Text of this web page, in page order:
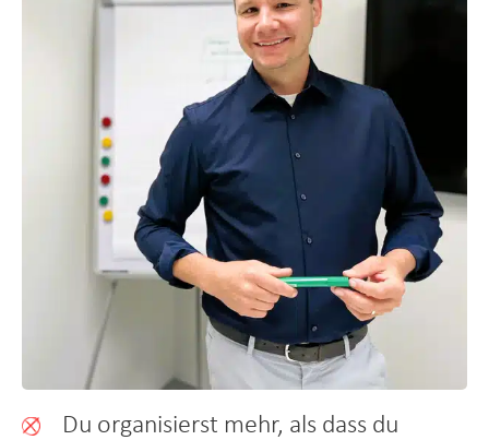
Du organisierst mehr, als dass du